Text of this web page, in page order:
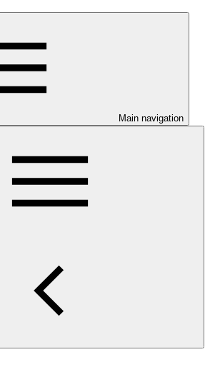
Main navigation